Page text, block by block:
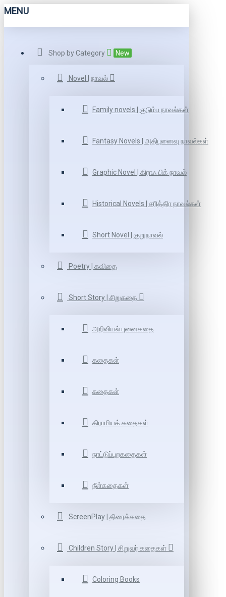
MENU
Shop by Category New
Novel | நாவல்
Family novels | குடும்ப நாவல்கள்
Fantasy Novels | அதிபுனைவு நாவல்கள்
Graphic Novel | கிராஃ பிக் நாவல்
Historical Novels | சரித்திர நாவல்கள்
Short Novel | குறுநாவல்
Poetry | கவிதை
Short Story | சிறுகதை
அறிவியல் புனைகதை
கதைகள்
கதைகள்
கிராமியக் கதைகள்
நாட்டுப்புறகதைகள்
நீள்கதைகள்
ScreenPlay | திரைக்கதை
Children Story | சிறுவர் கதைகள்
Coloring Books